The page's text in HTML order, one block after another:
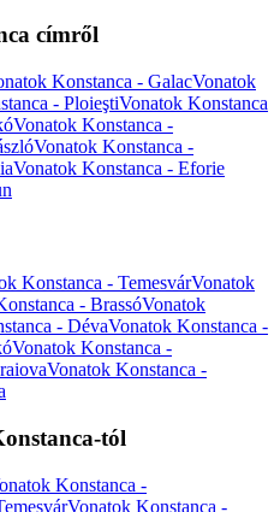
címről
Konstanca - GalacVonatok
- PloieştiVonatok Konstanca
Vonatok Konstanca -
Vonatok Konstanca -
Vonatok Konstanca - Eforie
Konstanca - TemesvárVonatok
- BrassóVonatok
- DévaVonatok Konstanca -
Vonatok Konstanca -
Vonatok Konstanca -
tól
Konstanca -
Vonatok Konstanca -